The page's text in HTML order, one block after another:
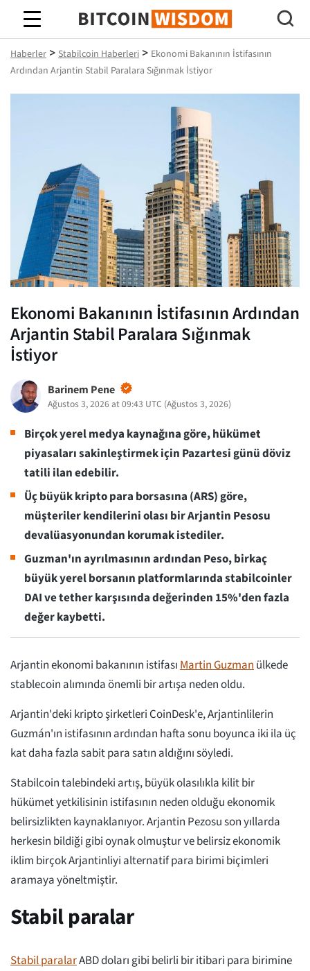
Bitcoin Bilgeliği
Haberler > Stabilcoin Haberleri > Ekonomi Bakanının İstifasının
Ardından Arjantin Stabil Paralara Sığınmak İstiyor
Ekonomi Bakanının İstifasının Ardından
Arjantin Stabil Paralara Sığınmak
İstiyor
Barinem Pene
Ağustos 3, 2026 at 09:43 UTC (Ağustos 3, 2026)
Birçok yerel medya kaynağına göre, hükümet
piyasaları sakinleştirmek için Pazartesi günü döviz
tatili ilan edebilir.
Üç büyük kripto para borsasına (ARS) göre,
müşteriler kendilerini olası bir Arjantin Pesosu
devalüasyonundan korumak istediler.
Guzman'ın ayrılmasının ardından Peso, birkaç
büyük yerel borsanın platformlarında stabilcoinler
DAI ve tether karşısında değerinden 15%'den fazla
değer kaybetti.
Arjantin ekonomi bakanının istifasıMartin Guzmanülkede
stablecoin alımında önemli bir artışa neden oldu.
Arjantin'deki kripto şirketleri CoinDesk'e, Arjantinlilerin
Guzmán'ın istifasının ardından hafta sonu boyunca iki ila üç
kat daha fazla sabit para satın aldığını söyledi.
Stabilcoin talebindeki artış, büyük olasılıkla kilit bir
hükümet yetkilisinin istifasının neden olduğu ekonomik
belirsizlikten kaynaklanıyor. Arjantin Pezosu son yıllarda
herkesin bildiği gibi oynak olmuştur ve belirsiz ekonomik
iklim birçok Arjantinliyi alternatif para birimi biçimleri
aramaya yöneltmiştir.
Stabil paralar
Stabil paralarABD doları gibi belirli bir itibari para birimine